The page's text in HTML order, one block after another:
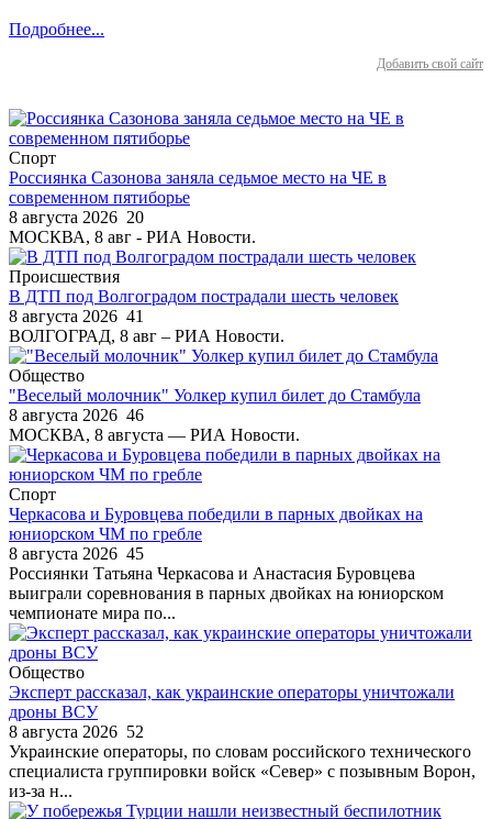
Подробнее...
Добавить свой сайт
Спорт
Россиянка Сазонова заняла седьмое место на ЧЕ в
современном пятиборье
8 августа 2026 20
МОСКВА, 8 авг - РИА Новости.
Происшествия
В ДТП под Волгоградом пострадали шесть человек
8 августа 2026 41
ВОЛГОГРАД, 8 авг – РИА Новости.
Общество
"Веселый молочник" Уолкер купил билет до Стамбула
8 августа 2026 46
МОСКВА, 8 августа — РИА Новости.
Спорт
Черкасова и Буровцева победили в парных двойках на
юниорском ЧМ по гребле
8 августа 2026 45
Россиянки Татьяна Черкасова и Анастасия Буровцева
выиграли соревнования в парных двойках на юниорском
чемпионате мира по...
Общество
Эксперт рассказал, как украинские операторы уничтожали
дроны ВСУ
8 августа 2026 52
Украинские операторы, по словам российского технического
специалиста группировки войск «Север» с позывным Ворон,
из-за н...